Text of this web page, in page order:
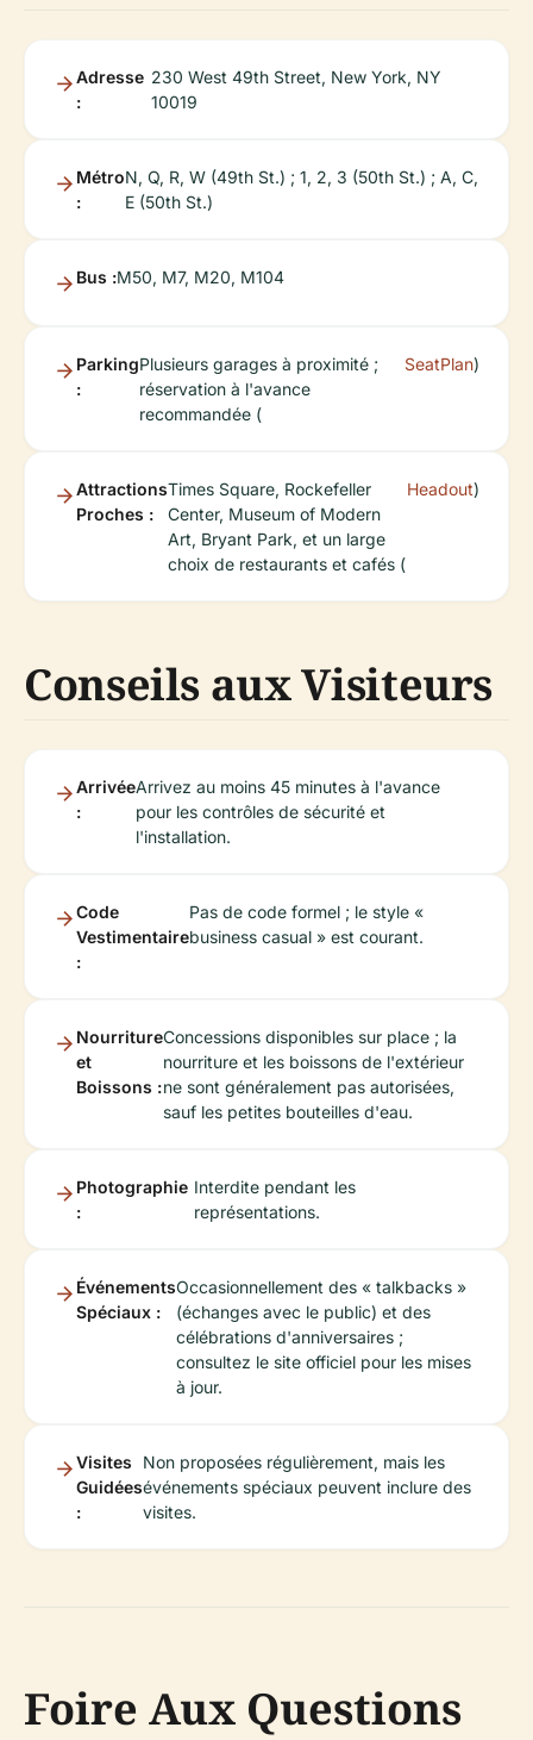
Adresse
:
230 West 49th Street, New York, NY
10019
Métro
:
N, Q, R, W (49th St.) ; 1, 2, 3 (50th St.) ; A, C,
E (50th St.)
Bus :M50, M7, M20, M104
Parking
:
Plusieurs garages à proximité ;
réservation à l'avance
recommandée (
SeatPlan)
Attractions
Proches :
Times Square, Rockefeller
Center, Museum of Modern
Art, Bryant Park, et un large
choix de restaurants et cafés (
Headout)
Conseils aux Visiteurs
Arrivée
:
Arrivez au moins 45 minutes à l'avance
pour les contrôles de sécurité et
l'installation.
Code
Vestimentaire
:
Pas de code formel ; le style «
business casual » est courant.
Nourriture
et
Boissons :
Concessions disponibles sur place ; la
nourriture et les boissons de l'extérieur
ne sont généralement pas autorisées,
sauf les petites bouteilles d'eau.
Photographie
:
Interdite pendant les
représentations.
Événements
Spéciaux :
Occasionnellement des « talkbacks »
(échanges avec le public) et des
célébrations d'anniversaires ;
consultez le site officiel pour les mises
à jour.
Visites
Guidées
:
Non proposées régulièrement, mais les
événements spéciaux peuvent inclure des
visites.
Foire Aux Questions